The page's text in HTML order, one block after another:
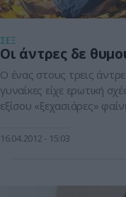
ΣΕΞ
Οι άντρες δε
Ο ένας στους τρεις
γυναίκες είχε ερωτική
εξίσου «ξεχασιάρες»
δημοσκόπηση
16.04.2012 15:03